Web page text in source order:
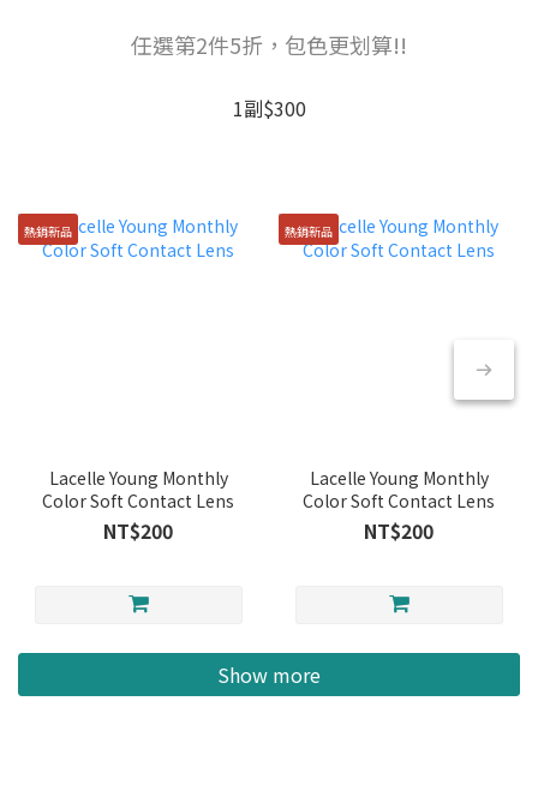
任選第2件5折，包色更划算!!
1副$300
熱銷新品
Lacelle Young Monthly
Color Soft Contact Lens
NT$200
熱銷新品
Lacelle Young Monthly
Color Soft Contact Lens
NT$200
Show more